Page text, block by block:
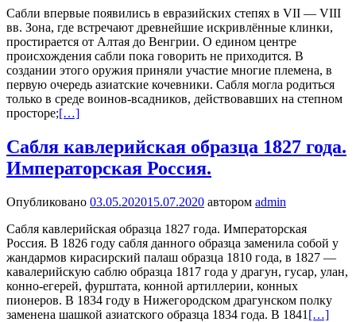
Сабли впервые появились в евразийских степях в VII — VIII
вв. Зона, где встречают древнейшие искривлённые клинки,
простирается от Алтая до Венгрии. О едином центре
происхождения сабли пока говорить не приходится. В
создании этого оружия приняли участие многие племена, в
первую очередь азиатские кочевники. Сабля могла родиться
только в среде воинов-всадников, действовавших на степном
просторе;[…]
Сабля кавлерийская образца 1827 года.
Императорская Россия.
Опубликовано 03.05.202015.07.2020 автором admin
Сабля кавлерийская образца 1827 года. Императорская
Россия. В 1826 году сабля данного образца заменила собой у
жандармов кирасирский палаш образца 1810 года, в 1827 —
кавалерийскую саблю образца 1817 года у драгун, гусар, улан,
конно-егерей, фурштата, конной артиллерии, конных
пионеров. В 1834 году в Нижегородском драгунском полку
заменена шашкой азиатского образца 1834 года. В 1841 […]